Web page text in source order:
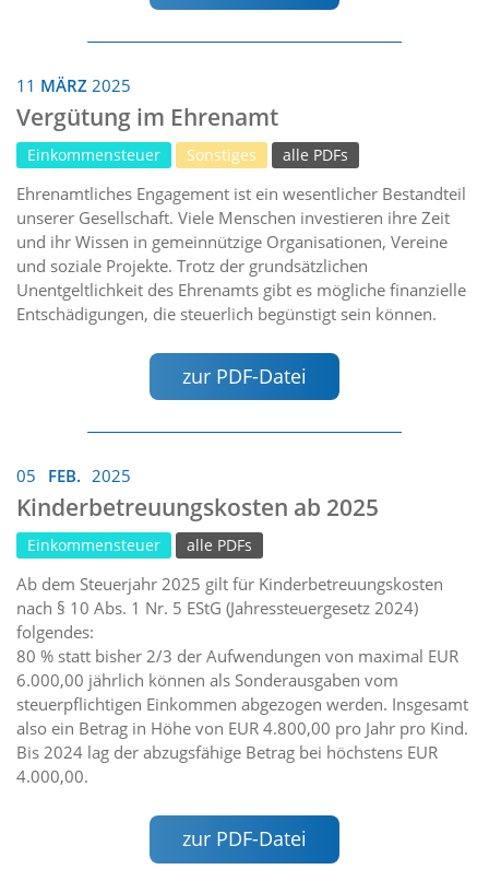
11 MÄRZ 2025
Vergütung im Ehrenamt
Einkommensteuer Sonstiges alle PDFs
Ehrenamtliches Engagement ist ein wesentlicher Bestandteil
unserer Gesellschaft. Viele Menschen investieren ihre Zeit
und ihr Wissen in gemeinnützige Organisationen, Vereine
und soziale Projekte. Trotz der grundsätzlichen
Unentgeltlichkeit des Ehrenamts gibt es mögliche finanzielle
Entschädigungen, die steuerlich begünstigt sein können.
zur PDF-Datei
05 FEB. 2025
Kinderbetreuungskosten ab 2025
Einkommensteuer alle PDFs
Ab dem Steuerjahr 2025 gilt für Kinderbetreuungskosten
nach § 10 Abs. 1 Nr. 5 EStG (Jahressteuergesetz 2024)
folgendes:
80 % statt bisher 2/3 der Aufwendungen von maximal EUR
6.000,00 jährlich können als Sonderausgaben vom
steuerpflichtigen Einkommen abgezogen werden. Insgesamt
also ein Betrag in Höhe von EUR 4.800,00 pro Jahr pro Kind.
Bis 2024 lag der abzugsfähige Betrag bei höchstens EUR
4.000,00.
zur PDF-Datei